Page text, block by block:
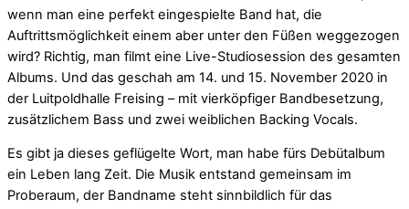
wenn man eine perfekt eingespielte Band hat, die
Auftrittsmöglichkeit einem aber unter den Füßen weggezogen
wird? Richtig, man filmt eine Live-Studiosession des gesamten
Albums. Und das geschah am 14. und 15. November 2020 in
der Luitpoldhalle Freising – mit vierköpfiger Bandbesetzung,
zusätzlichem Bass und zwei weiblichen Backing Vocals.
Es gibt ja dieses geflügelte Wort, man habe fürs Debütalbum
ein Leben lang Zeit. Die Musik entstand gemeinsam im
Proberaum, der Bandname steht sinnbildlich für das